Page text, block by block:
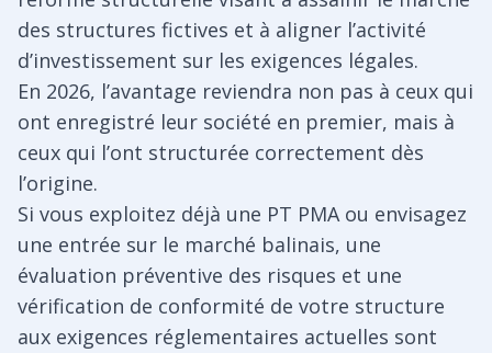
des structures fictives et à aligner l’activité
d’investissement sur les exigences légales.
En 2026, l’avantage reviendra non pas à ceux qui
ont enregistré leur société en premier, mais à
ceux qui l’ont structurée correctement dès
l’origine.
Si vous exploitez déjà une PT PMA ou envisagez
une entrée sur le marché balinais, une
évaluation préventive des risques et une
vérification de conformité de votre structure
aux exigences réglementaires actuelles sont